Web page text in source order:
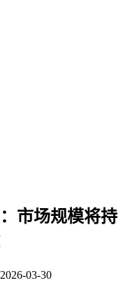
市场规模将持
2026-03-30